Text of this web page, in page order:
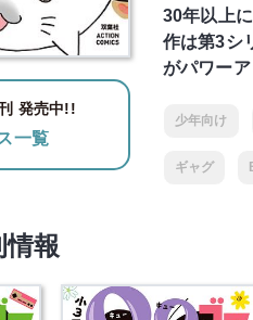
発売中!!
一覧
30年以上
作は第3シ
がパワー
少年向け
ギャグ
報